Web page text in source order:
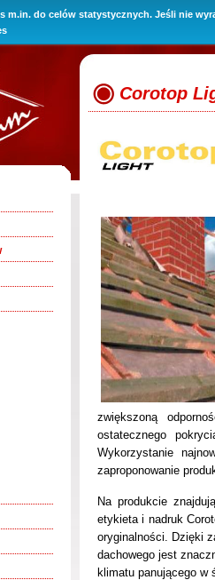
m.in. do celów statystycznych. Jeśli nie
Oferta Baza wiedzy Kontakt i
Corotop
zwiększoną
ostatecznego
Wykorzystanie
zaproponowanie
Na produkcie
etykieta i nadruk
oryginalności. Dzięki
dachowego jest
klimatu panującego w